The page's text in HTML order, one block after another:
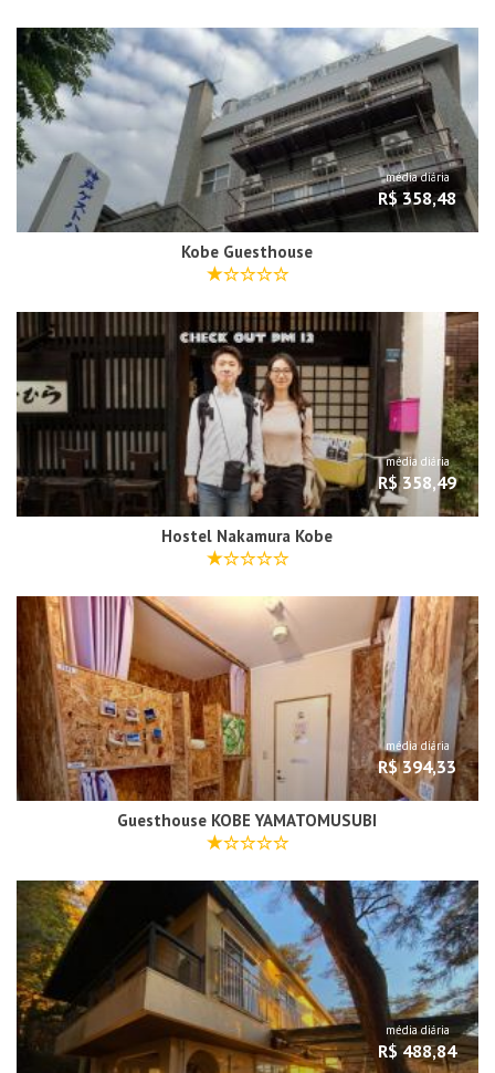
média diária
R$ 358,48
Kobe Guesthouse
média diária
R$ 358,49
Hostel Nakamura Kobe
média diária
R$ 394,33
Guesthouse KOBE YAMATOMUSUBI
média diária
R$ 488,84